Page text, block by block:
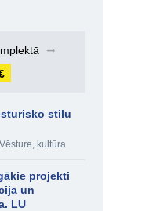
➞
stilu
Vēsture, kultūra
projekti
un
LU